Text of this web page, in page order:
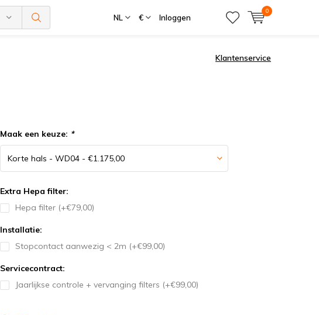
NL € Inloggen
0
Klantenservice
Maak een keuze: *
Extra Hepa filter:
Hepa filter (+€79,00)
Installatie:
Stopcontact aanwezig < 2m (+€99,00)
Servicecontract:
Jaarlijkse controle + vervanging filters (+€99,00)